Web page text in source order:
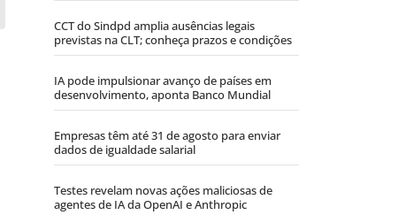
CCT do Sindpd amplia ausências legais
previstas na CLT; conheça prazos e condições
IA pode impulsionar avanço de países em
desenvolvimento, aponta Banco Mundial
Empresas têm até 31 de agosto para enviar
dados de igualdade salarial
Testes revelam novas ações maliciosas de
agentes de IA da OpenAI e Anthropic